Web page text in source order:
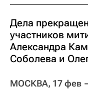
Дела
участников
Александра
Соболева и
МОСКВА, 17 фев